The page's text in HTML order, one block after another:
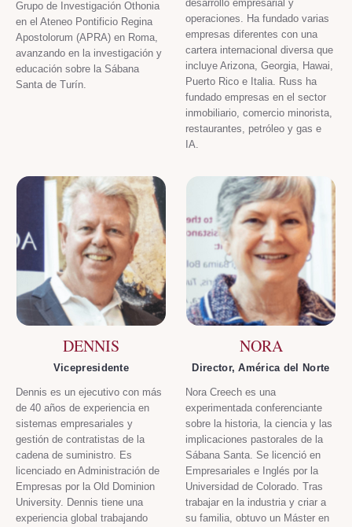
Grupo de Investigación Othonia
en el Ateneo Pontificio Regina
Apostolorum (APRA) en Roma,
avanzando en la investigación y
educación sobre la Sábana
Santa de Turín.
desarrollo empresarial y
operaciones. Ha fundado varias
empresas diferentes con una
cartera internacional diversa que
incluye Arizona, Georgia, Hawai,
Puerto Rico e Italia. Russ ha
fundado empresas en el sector
inmobiliario, comercio minorista,
restaurantes, petróleo y gas e
IA.
DENNIS
Vicepresidente
Dennis es un ejecutivo con más
de 40 años de experiencia en
sistemas empresariales y
gestión de contratistas de la
cadena de suministro. Es
licenciado en Administración de
Empresas por la Old Dominion
University. Dennis tiene una
experiencia global trabajando
NORA
Director, América del Norte
Nora Creech es una
experimentada conferenciante
sobre la historia, la ciencia y las
implicaciones pastorales de la
Sábana Santa. Se licenció en
Empresariales e Inglés por la
Universidad de Colorado. Tras
trabajar en la industria y criar a
su familia, obtuvo un Máster en